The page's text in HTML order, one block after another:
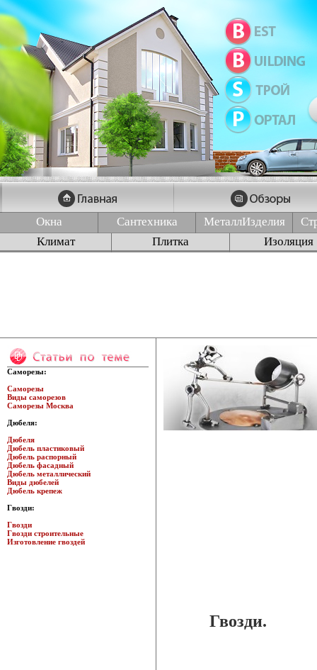
Окна Сантехника МеталлИзделия
Климат
Плитка Изоляция
Саморезы:
Саморезы
Виды саморезов
Саморезы Москва
Дюбеля:
Дюбеля
Дюбель пластиковый
Дюбель распорный
Дюбель фасадный
Дюбель металлический
Виды дюбелей
Дюбель крепеж
Гвозди:
Гвозди
Гвозди строительные
Изготовление гвоздей
Гвозди.